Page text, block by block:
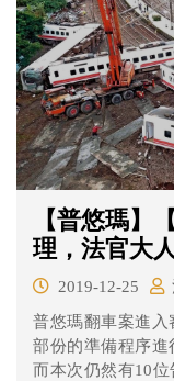
【普悠瑪】
理，法官大
2019-12-25
普悠瑪翻車案進
部份的準備程序進
而本次仍然有10